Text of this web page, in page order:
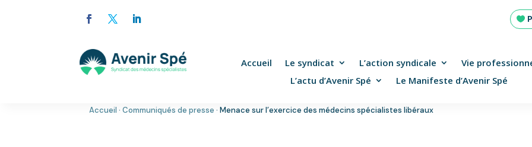
Accueil Le syndicat L’action syndicale
Vie
L’actu d’Avenir Spé
Le Manifeste d’Avenir Spé
Accueil ·Communiqués de presse ·Menace sur l’exercice des médecins spécialistes libéraux